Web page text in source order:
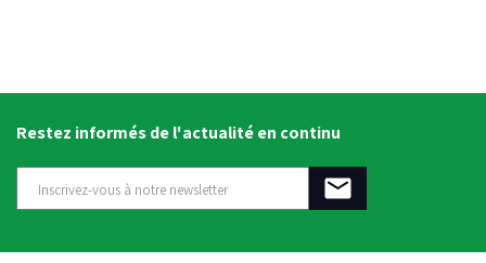
Restez informés de l'actualité en continu